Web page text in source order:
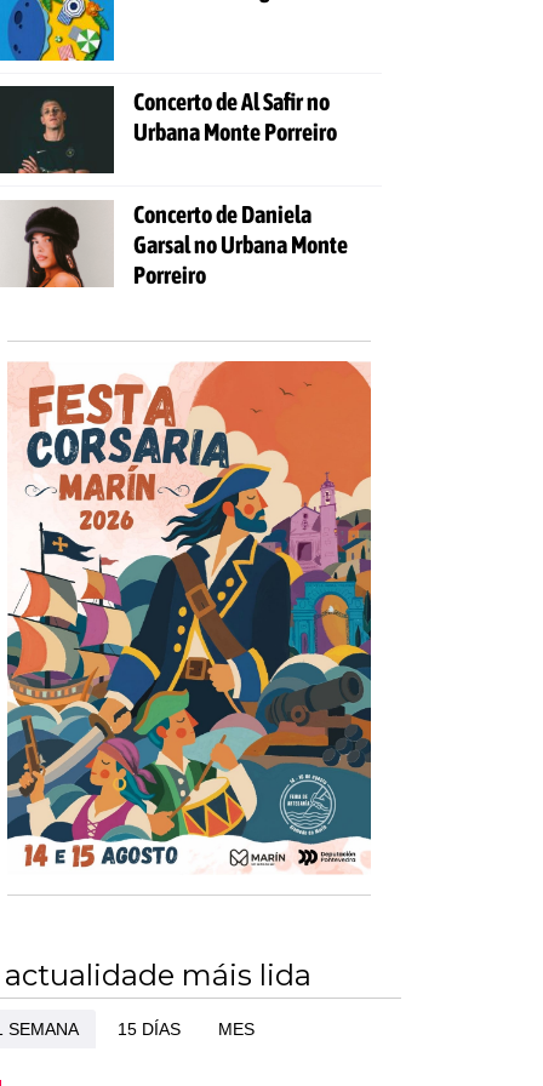
Concerto de Al Safir no
Urbana Monte Porreiro
Concerto de Daniela
Garsal no Urbana Monte
Porreiro
actualidade máis lida
SEMANA 15 DÍAS MES